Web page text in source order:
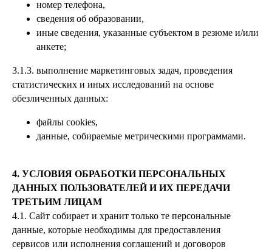
номер телефона,
сведения об образовании,
иные сведения, указанные субъектом в резюме и/или
анкете;
3.1.3. выполнение маркетинговых задач, проведения
статистических и иных исследований на основе
обезличенных данных:
файлы cookies,
данные, собираемые метрическими программами.
4. УСЛОВИЯ ОБРАБОТКИ ПЕРСОНАЛЬНЫХ
ДАННЫХ ПОЛЬЗОВАТЕЛЕЙ И ИХ ПЕРЕДАЧИ
ТРЕТЬИМ ЛИЦАМ
4.1. Сайт собирает и хранит только те персональные
данные, которые необходимы для предоставления
сервисов или исполнения соглашений и договоров